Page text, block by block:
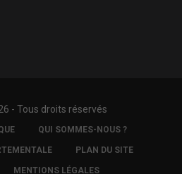
- Tous droits réservés
QUI SOMMES-NOUS ?
PLAN DU SITE
MENTIONS LÉGALES